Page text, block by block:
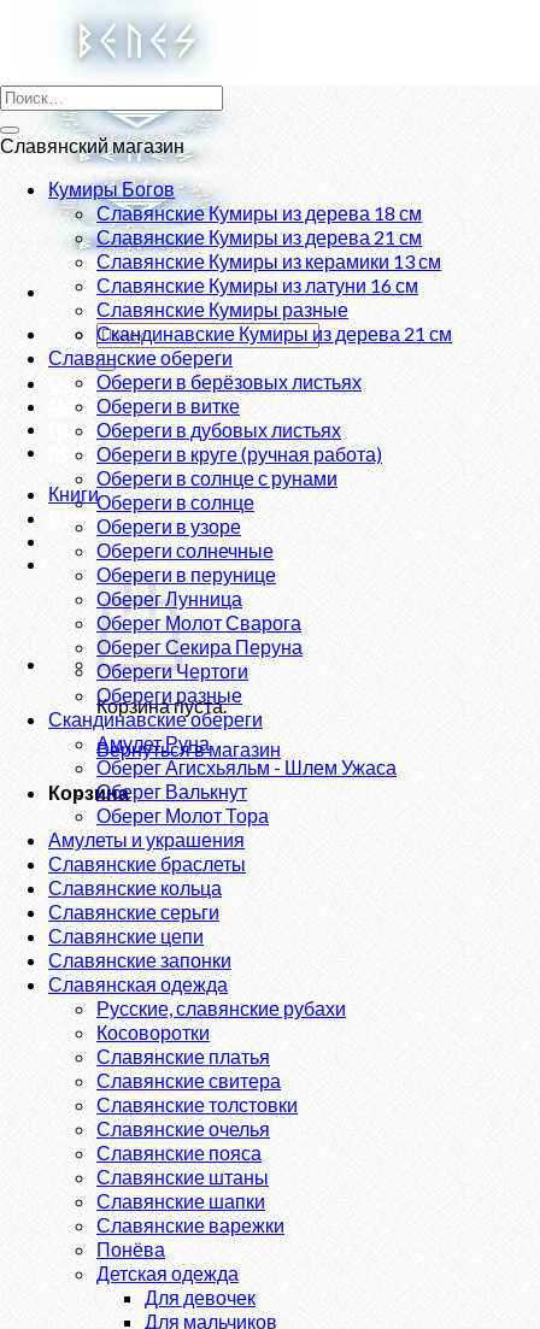
Искать:
О нас
Магазин
Новости
Контакты
Книги
Вход
Корзина пуста.
Вернуться в магазин
Корзина
Искать:
Славянский магазин
Кумиры Богов
Славянские Кумиры из дерева 18 см
Славянские Кумиры из дерева 21 см
Славянские Кумиры из керамики 13 см
Славянские Кумиры из латуни 16 см
Славянские Кумиры разные
Скандинавские Кумиры из дерева 21 см
Славянские обереги
Обереги в берёзовых листьях
Обереги в витке
Обереги в дубовых листьях
Обереги в круге (ручная работа)
Обереги в солнце с рунами
Обереги в солнце
Обереги в узоре
Обереги солнечные
Обереги в перунице
Оберег Лунница
Оберег Молот Сварога
Оберег Секира Перуна
Обереги Чертоги
Обереги разные
Скандинавские обереги
Амулет Руна
Оберег Агисхьяльм - Шлем Ужаса
Оберег Валькнут
Оберег Молот Тора
Амулеты и украшения
Славянские браслеты
Славянские кольца
Славянские серьги
Славянские цепи
Славянские запонки
Славянская одежда
Русские, славянские рубахи
Косоворотки
Славянские платья
Славянские свитера
Славянские толстовки
Славянские очелья
Славянские пояса
Славянские штаны
Славянские шапки
Славянские варежки
Понёва
Детская одежда
Для девочек
Для мальчиков